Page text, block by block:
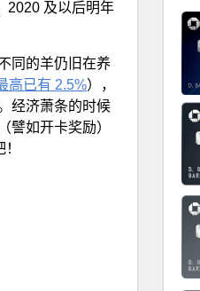
2020 及以后明年
同的羊仍旧在养
高已有 2.5%），
经济萧条的时候
譬如开卡奖励）